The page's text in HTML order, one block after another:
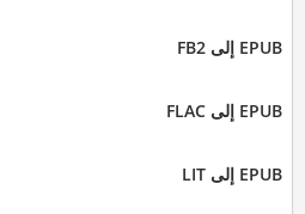
EPUB إلى FB2
EPUB إلى FLAC
EPUB إلى LIT